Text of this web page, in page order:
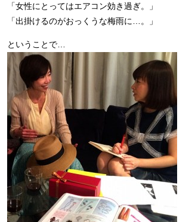
「女性にとってはエアコン効き過ぎ。」
「出掛けるのがおっくうな梅雨に…。」
ということで…